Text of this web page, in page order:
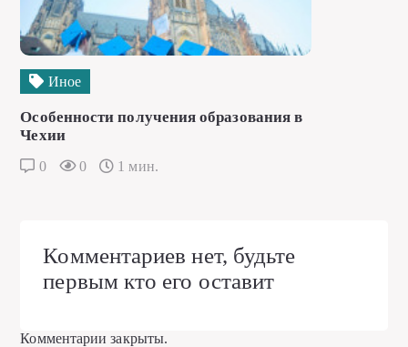
Иное
Особенности получения образования в
Чехии
0 0 1 мин.
Комментариев нет, будьте
первым кто его оставит
Комментарии закрыты.